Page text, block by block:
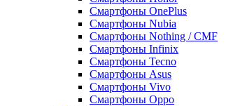
Смартфоны OnePlus
Смартфоны Nubia
Смартфоны Nothing / CMF
Смартфоны Infinix
Смартфоны Tecno
Смартфоны Asus
Смартфоны Vivo
Смартфоны Oppo